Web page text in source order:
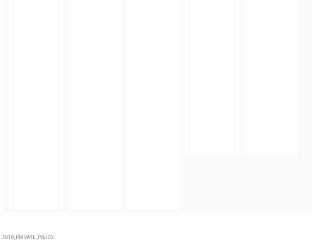
FOTO_PRIVATE_POLICY